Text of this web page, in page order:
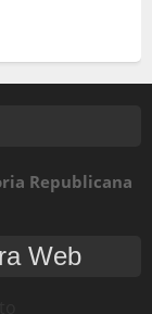
Republicana
Web